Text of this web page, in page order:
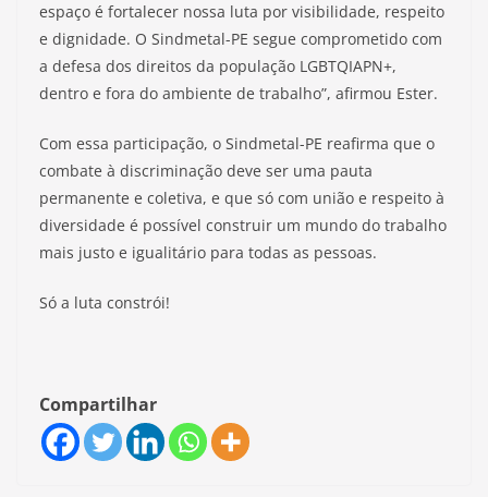
espaço é fortalecer nossa luta por visibilidade, respeito
e dignidade. O Sindmetal-PE segue comprometido com
a defesa dos direitos da população LGBTQIAPN+,
dentro e fora do ambiente de trabalho”, afirmou Ester.
Com essa participação, o Sindmetal-PE reafirma que o
combate à discriminação deve ser uma pauta
permanente e coletiva, e que só com união e respeito à
diversidade é possível construir um mundo do trabalho
mais justo e igualitário para todas as pessoas.
Só a luta constrói!
Compartilhar